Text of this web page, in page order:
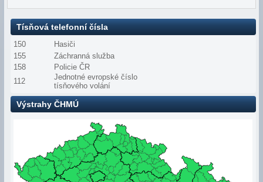
Tísňová telefonní čísla
150
Hasiči
155
Záchranná služba
158
Policie ČR
112
Jednotné evropské číslo
tísňového volání
Výstrahy ČHMÚ